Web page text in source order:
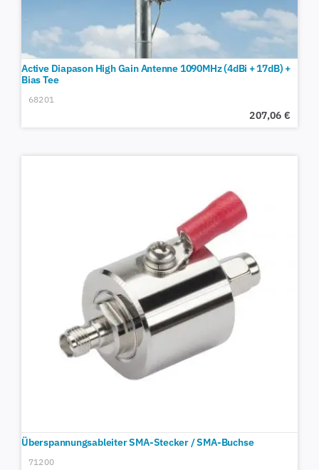
Active Diapason High Gain Antenne 1090MHz (4dBi + 17dB) +
Bias Tee
68201
207,06 €
Überspannungsableiter SMA-Stecker / SMA-Buchse
71200